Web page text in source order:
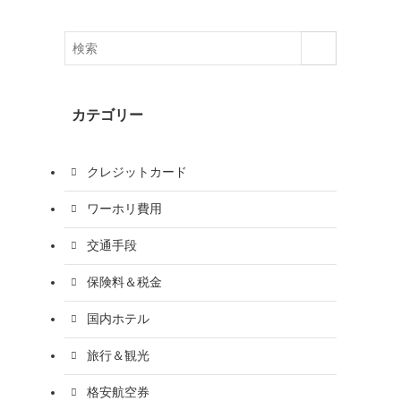
カテゴリー
クレジットカード
ワーホリ費用
交通手段
保険料＆税金
国内ホテル
旅行＆観光
格安航空券